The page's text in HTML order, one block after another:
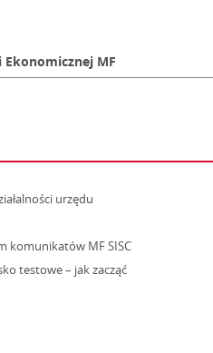
Ekonomicznej MF
urzędu
komunikatów MF SISC
testowe – jak zacząćstrona otwiera